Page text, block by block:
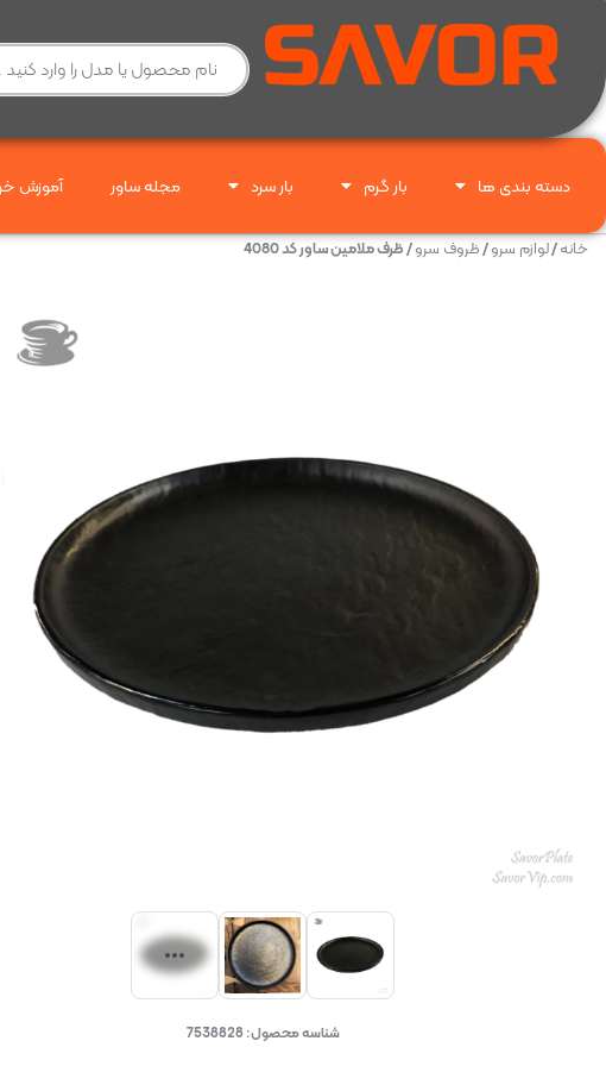
دسته بندی ها بار گرم بار سرد مجله ساور آموزش
خانه/لوازم سرو/ظروف سرو/ ظرف ملامین ساور کد 4080
شناسه محصول:7538828